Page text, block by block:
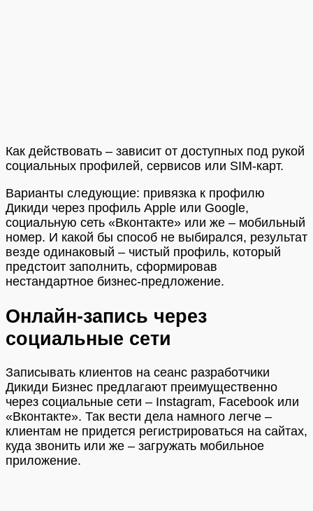
Как действовать – зависит от доступных под рукой
социальных профилей, сервисов или SIM-карт.
Варианты следующие: привязка к профилю
Дикиди через профиль Apple или Google,
социальную сеть «Вконтакте» или же – мобильный
номер. И какой бы способ не выбирался, результат
везде одинаковый – чистый профиль, который
предстоит заполнить, сформировав
нестандартное бизнес-предложение.
Онлайн-запись через
социальные сети
Записывать клиентов на сеанс разработчики
Дикиди Бизнес предлагают преимущественно
через социальные сети – Instagram, Facebook или
«Вконтакте». Так вести дела намного легче –
клиентам не придется регистрироваться на сайтах,
куда звонить или же – загружать мобильное
приложение.